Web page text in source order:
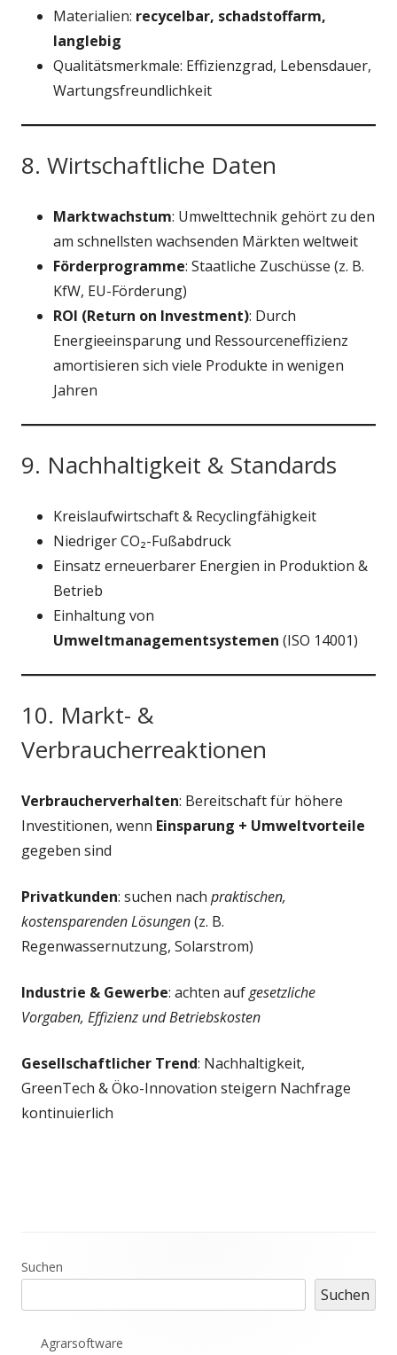
Materialien: recycelbar, schadstoffarm,
langlebig
Qualitätsmerkmale: Effizienzgrad, Lebensdauer,
Wartungsfreundlichkeit
8. Wirtschaftliche Daten
Marktwachstum: Umwelttechnik gehört zu den
am schnellsten wachsenden Märkten weltweit
Förderprogramme: Staatliche Zuschüsse (z. B.
KfW, EU-Förderung)
ROI (Return on Investment): Durch
Energieeinsparung und Ressourceneffizienz
amortisieren sich viele Produkte in wenigen
Jahren
9. Nachhaltigkeit & Standards
Kreislaufwirtschaft & Recyclingfähigkeit
Niedriger CO₂-Fußabdruck
Einsatz erneuerbarer Energien in Produktion &
Betrieb
Einhaltung von
Umweltmanagementsystemen (ISO 14001)
10. Markt- &
Verbraucherreaktionen
Verbraucherverhalten: Bereitschaft für höhere
Investitionen, wenn Einsparung + Umweltvorteile
gegeben sind
Privatkunden: suchen nach praktischen,
kostensparenden Lösungen(z. B.
Regenwassernutzung, Solarstrom)
Industrie & Gewerbe: achten aufgesetzliche
Vorgaben, Effizienz und Betriebskosten
Gesellschaftlicher Trend: Nachhaltigkeit,
GreenTech & Öko-Innovation steigern Nachfrage
kontinuierlich
Haupt-
Seitenleiste
Suchen
Suchen
Agrarsoftware